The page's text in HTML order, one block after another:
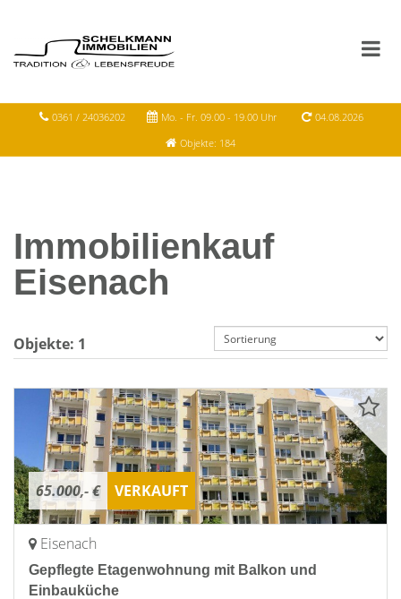
0361 / 24036202 Mo. - Fr. 09.00 - 19.00 Uhr
04.08.2026
Objekte: 184
Immobilienkauf
Eisenach
Objekte: 1
65.000,- € VERKAUFT
Eisenach
Gepflegte Etagenwohnung mit Balkon und
Einbauküche